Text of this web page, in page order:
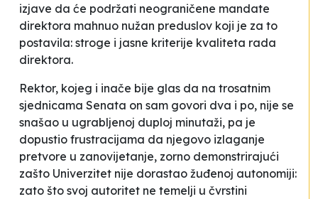
izjave da će podržati neograničene mandate
direktora mahnuo nužan preduslov koji je za to
postavila: stroge i jasne kriterije kvaliteta rada
direktora.
Rektor, kojeg i inače bije glas da na trosatnim
sjednicama Senata on sam govori dva i po, nije se
snašao u ugrabljenoj duploj minutaži, pa je
dopustio frustracijama da njegovo izlaganje
pretvore u zanovijetanje, zorno demonstrirajući
zašto Univerzitet nije dorastao žuđenoj autonomiji:
zato što svoj autoritet ne temelji u čvrstini